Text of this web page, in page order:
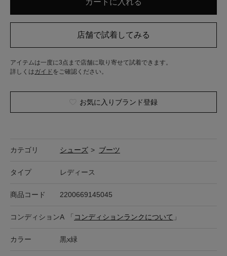
アイテムは一度に3点まで店舗に取り寄せて試着できます。
詳しくはガイド をご確認ください。
お気に入りブランド登録
カテゴリ シューズ > ブーツ
タイプ レディース
商品コード 2200669145045
コンディションA 「 コンディションランクについて 」
カラー 黒x緑